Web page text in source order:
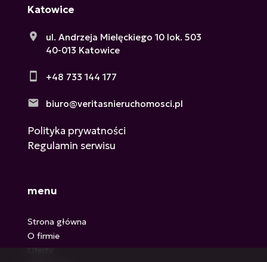
Katowice
ul. Andrzeja Mielęckiego 10 lok. 503
40-013 Katowice
+48 733 144 177
biuro@veritasnieruchomosci.pl
Polityka prywatności
Regulamin serwisu
menu
Strona główna
O firmie
Oferty